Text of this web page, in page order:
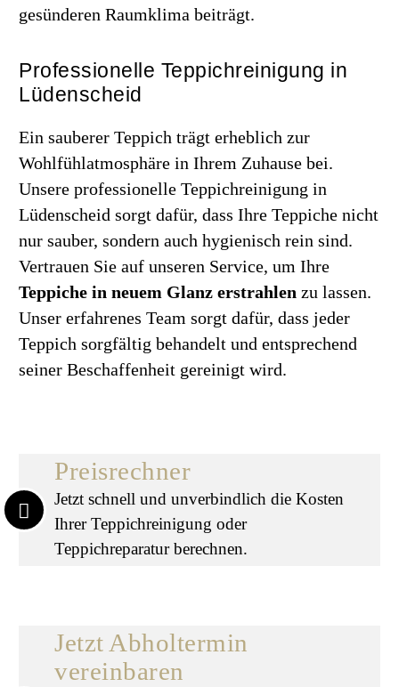
gesünderen Raumklima beiträgt.
Professionelle Teppichreinigung in
Lüdenscheid
Ein sauberer Teppich trägt erheblich zur
Wohlfühlatmosphäre in Ihrem Zuhause bei.
Unsere professionelle Teppichreinigung in
Lüdenscheid sorgt dafür, dass Ihre Teppiche nicht
nur sauber, sondern auch hygienisch rein sind.
Vertrauen Sie auf unseren Service, um Ihre
Teppiche in neuem Glanz erstrahlen zu lassen.
Unser erfahrenes Team sorgt dafür, dass jeder
Teppich sorgfältig behandelt und entsprechend
seiner Beschaffenheit gereinigt wird.
Preisrechner
Jetzt schnell und unverbindlich die Kosten
Ihrer Teppichreinigung oder
Teppichreparatur berechnen.
Jetzt Abholtermin
vereinbaren